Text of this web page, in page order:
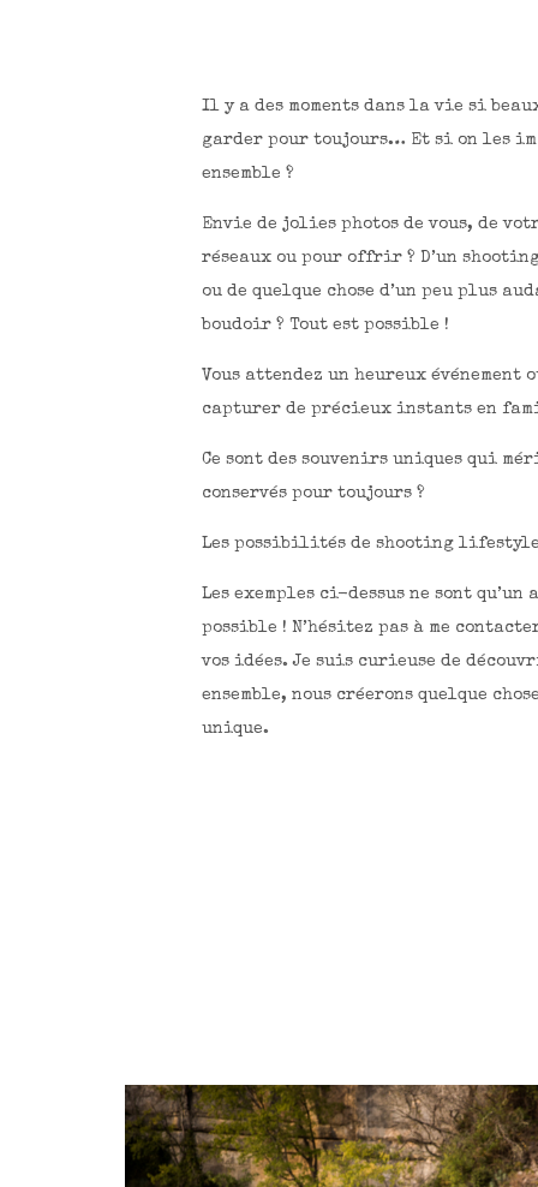
Il y a des moments dans la vie si
garder pour toujours… Et si on les
ensemble ?
Envie de jolies photos de vous, de
réseaux ou pour offrir ? D’un
ou de quelque chose d’un peu plus
boudoir ? Tout est possible !
Vous attendez un heureux événement
capturer de précieux instants en
Ce sont des souvenirs uniques qui
conservés pour toujours ?
Les possibilités de shooting
Les exemples ci-dessus ne sont qu’un
possible ! N’hésitez pas à me
vos idées. Je suis curieuse de
ensemble, nous créerons quelque
unique.